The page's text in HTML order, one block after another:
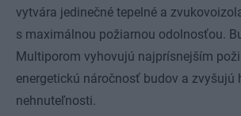
vytvára jedinečné tepelné a
s maximálnou požiarnou odolnosťou.
Multiporom vyhovujú najprísnejším
energetickú náročnosť budov a zvyšujú
nehnuteľnosti.